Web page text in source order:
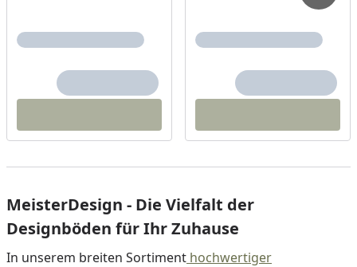
MeisterDesign - Die Vielfalt der
Designböden für Ihr Zuhause
In unserem breiten Sortiment hochwertiger